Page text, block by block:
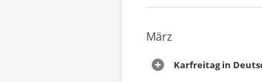
März
Karfreitag in